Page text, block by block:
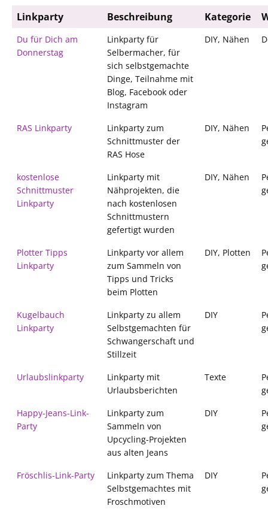
Linkparty Beschreibung Kategorie
Du für Dich am
Donnerstag
Linkparty für
Selbermacher, für
sich selbstgemachte
Dinge, Teilnahme mit
Blog, Facebook oder
Instagram
DIY, Nähen
RAS Linkparty
Linkparty zum
Schnittmuster der
RAS Hose
DIY, Nähen
kostenlose
Schnittmuster
Linkparty
Linkparty mit
Nähprojekten, die
nach kostenlosen
Schnittmustern
gefertigt wurden
DIY, Nähen
Plotter Tipps
Linkparty
Linkparty vor allem
zum Sammeln von
Tipps und Tricks
beim Plotten
DIY, Plotten
Kugelbauch
Linkparty
Linkparty zu allem
Selbstgemachten für
Schwangerschaft und
Stillzeit
DIY
Urlaubslinkparty
Linkparty mit
Urlaubsberichten
Texte
Happy-Jeans-Link-
Party
Linkparty zum
Sammeln von
Upcycling-Projekten
aus alten Jeans
DIY
Fröschlis-Link-Party
Linkparty zum Thema
Selbstgemachtes mit
Froschmotiven
DIY